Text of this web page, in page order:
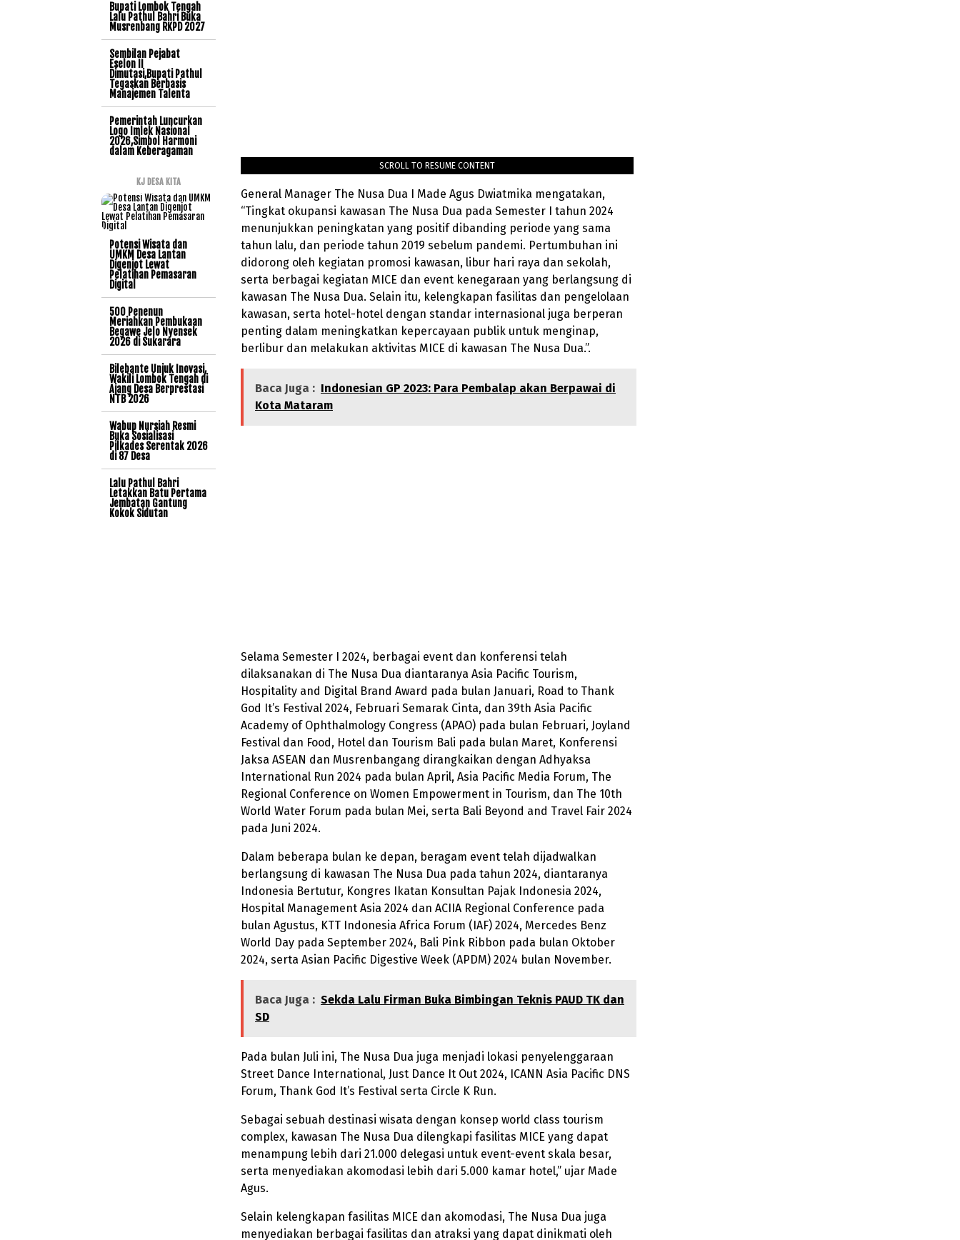
SCROLL TO RESUME CONTENT
General Manager The Nusa Dua I Made Agus Dwiatmika mengatakan,
“Tingkat okupansi kawasan The Nusa Dua pada Semester I tahun 2024
menunjukkan peningkatan yang positif dibanding periode yang sama
tahun lalu, dan periode tahun 2019 sebelum pandemi. Pertumbuhan ini
didorong oleh kegiatan promosi kawasan, libur hari raya dan sekolah,
serta berbagai kegiatan MICE dan event kenegaraan yang berlangsung di
kawasan The Nusa Dua. Selain itu, kelengkapan fasilitas dan pengelolaan
kawasan, serta hotel-hotel dengan standar internasional juga berperan
penting dalam meningkatkan kepercayaan publik untuk menginap,
berlibur dan melakukan aktivitas MICE di kawasan The Nusa Dua.”.
Baca Juga : Indonesian GP 2023: Para Pembalap akan Berpawai di
Kota Mataram
Selama Semester I 2024, berbagai event dan konferensi telah
dilaksanakan di The Nusa Dua diantaranya Asia Pacific Tourism,
Hospitality and Digital Brand Award pada bulan Januari, Road to Thank
God It’s Festival 2024, Februari Semarak Cinta, dan 39th Asia Pacific
Academy of Ophthalmology Congress (APAO) pada bulan Februari, Joyland
Festival dan Food, Hotel dan Tourism Bali pada bulan Maret, Konferensi
Jaksa ASEAN dan Musrenbangang dirangkaikan dengan Adhyaksa
International Run 2024 pada bulan April, Asia Pacific Media Forum, The
Regional Conference on Women Empowerment in Tourism, dan The 10th
World Water Forum pada bulan Mei, serta Bali Beyond and Travel Fair 2024
pada Juni 2024.
Dalam beberapa bulan ke depan, beragam event telah dijadwalkan
berlangsung di kawasan The Nusa Dua pada tahun 2024, diantaranya
Indonesia Bertutur, Kongres Ikatan Konsultan Pajak Indonesia 2024,
Hospital Management Asia 2024 dan ACIIA Regional Conference pada
bulan Agustus, KTT Indonesia Africa Forum (IAF) 2024, Mercedes Benz
World Day pada September 2024, Bali Pink Ribbon pada bulan Oktober
2024, serta Asian Pacific Digestive Week (APDM) 2024 bulan November.
Baca Juga : Sekda Lalu Firman Buka Bimbingan Teknis PAUD TK dan
SD
Pada bulan Juli ini, The Nusa Dua juga menjadi lokasi penyelenggaraan
Street Dance International, Just Dance It Out 2024, ICANN Asia Pacific DNS
Forum, Thank God It’s Festival serta Circle K Run.
Sebagai sebuah destinasi wisata dengan konsep world class tourism
complex, kawasan The Nusa Dua dilengkapi fasilitas MICE yang dapat
menampung lebih dari 21.000 delegasi untuk event-event skala besar,
serta menyediakan akomodasi lebih dari 5.000 kamar hotel,” ujar Made
Agus.
Selain kelengkapan fasilitas MICE dan akomodasi, The Nusa Dua juga
menyediakan berbagai fasilitas dan atraksi yang dapat dinikmati oleh
Bupati Lombok Tengah
Lalu Pathul Bahri Buka
Musrenbang RKPD 2027
Sembilan Pejabat
Eselon II
Dimutasi,Bupati Pathul
Tegaskan Berbasis
Manajemen Talenta
Pemerintah Luncurkan
Logo Imlek Nasional
2026,Simbol Harmoni
dalam Keberagaman
KJ DESA KITA
Potensi Wisata dan
UMKM Desa Lantan
Digenjot Lewat
Pelatihan Pemasaran
Digital
500 Penenun
Meriahkan Pembukaan
Begawe Jelo Nyensek
2026 di Sukarara
Bilebante Unjuk Inovasi,
Wakili Lombok Tengah di
Ajang Desa Berprestasi
NTB 2026
Wabup Nursiah Resmi
Buka Sosialisasi
Pilkades Serentak 2026
di 87 Desa
Lalu Pathul Bahri
Letakkan Batu Pertama
Jembatan Gantung
Kokok Sidutan